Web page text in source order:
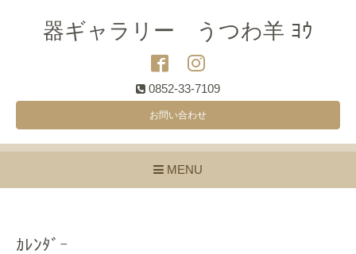
器ギャラリー うつわ羊 ﾖｳ
0852-33-7109
お問い合わせ
MENU
ｶﾚﾝﾀﾞｰ